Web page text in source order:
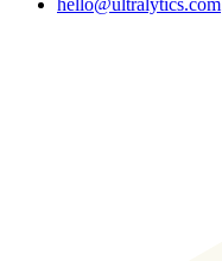
hello@ultralytics.com